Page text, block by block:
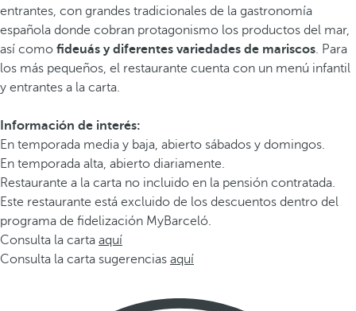
entrantes, con grandes tradicionales de la gastronomía
española donde cobran protagonismo los productos del mar,
así como fideuás y diferentes variedades de mariscos. Para
los más pequeños, el restaurante cuenta con un menú infantil
y entrantes a la carta.
Información de interés:
En temporada media y baja, abierto sábados y domingos.
En temporada alta, abierto diariamente.
Restaurante a la carta no incluido en la pensión contratada.
Este restaurante está excluido de los descuentos dentro del
programa de fidelización MyBarceló.
Consulta la carta aquí
Consulta la carta sugerencias aquí